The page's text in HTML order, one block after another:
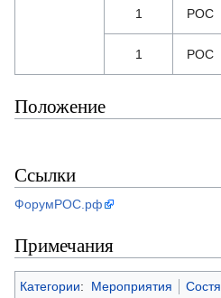
1 РОС
1 РОС
Положение
Ссылки
ФорумРОС.рф
Примечания
Категории: Мероприятия